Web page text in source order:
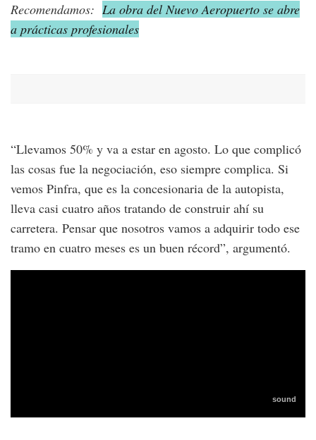
Recomendamos: La obra del Nuevo Aeropuerto se abre
a prácticas profesionales
“Llevamos 50% y va a estar en agosto. Lo que complicó
las cosas fue la negociación, eso siempre complica. Si
vemos Pinfra, que es la concesionaria de la autopista,
lleva casi cuatro años tratando de construir ahí su
carretera. Pensar que nosotros vamos a adquirir todo ese
tramo en cuatro meses es un buen récord”, argumentó.